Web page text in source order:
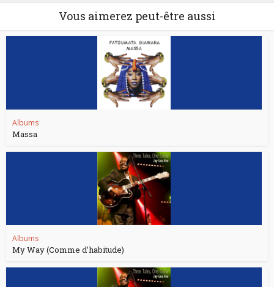
Vous aimerez peut-être aussi
Albums
Massa
Albums
My Way (Comme d’habitude)